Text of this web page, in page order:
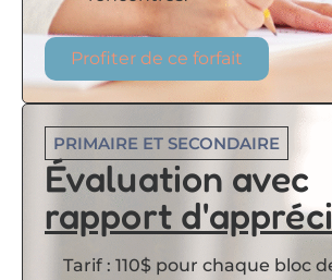
Profiter de ce forfait
PRIMAIRE ET SECONDAIRE
Évaluation avec
rapport
Tarif : 110$ pour chaque bloc